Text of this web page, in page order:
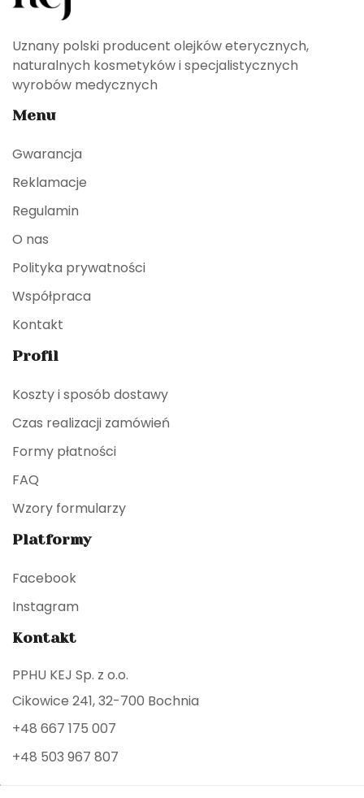
Uznany polski producent olejków eterycznych,
naturalnych kosmetyków i specjalistycznych
wyrobów medycznych
Menu
Gwarancja
Reklamacje
Regulamin
O nas
Polityka prywatności
Współpraca
Kontakt
Profil
Koszty i sposób dostawy
Czas realizacji zamówień
Formy płatności
FAQ
Wzory formularzy
Platformy
Facebook
Instagram
Kontakt
PPHU KEJ Sp. z o.o.
Cikowice 241, 32-700 Bochnia
+48 667 175 007
+48 503 967 807